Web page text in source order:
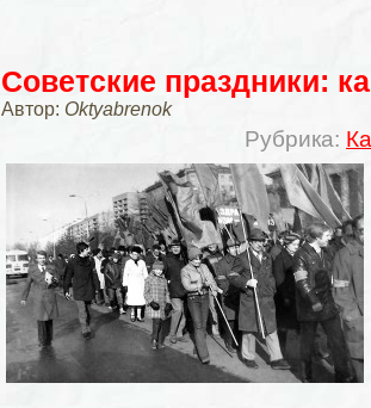
Советские праздники:
Автор: Oktyabrenok
Рубрика: